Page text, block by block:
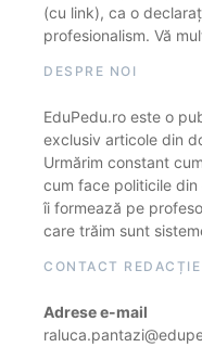
(cu link), ca o
profesionalism. Vă
DESPRE NOI
EduPedu.ro este o
exclusiv articole din
Urmărim constant
cum face politicile
îi formează pe
care trăim sunt
CONTACT REDACȚIE
Adrese e-mail